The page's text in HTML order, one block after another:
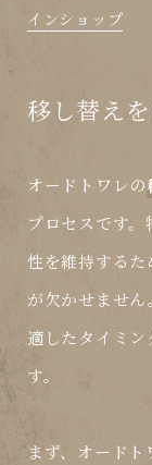
インショップ
移し替え
オードトワレの
プロセスです
性を維持する
が欠かせませ
適したタイミ
す。
まず、オードト